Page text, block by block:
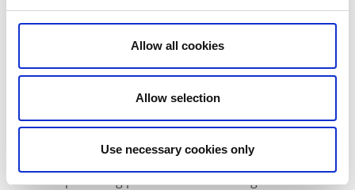
Allow all cookies
Allow selection
Use necessary cookies only
tidigare torrlagd del av älven och laxen kan nu åter
Här kan du seen kortfilm om Gullspångsälven och
Vägbeskrivning
Från väg 26, sväng in till Gullspång centrum. Följ
Storgatan och passera centrumkärnan, parkera vid
anvisad parkering på vänster sida av vägen